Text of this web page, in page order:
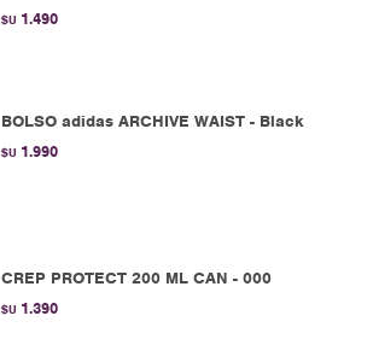
$U 1.490
BOLSO adidas ARCHIVE WAIST - Black
$U 1.990
CREP PROTECT 200 ML CAN - 000
$U 1.390